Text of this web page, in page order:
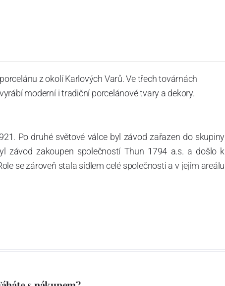
z okolí Karlových Varů. Ve třech továrnách
moderní i tradiční porcelánové tvary a dekory.
Po druhé světové válce byl závod zařazen do skupiny
závod zakoupen společností Thun 1794 a.s. a došlo k
se zároveň stala sídlem celé společnosti a v jejím areálu